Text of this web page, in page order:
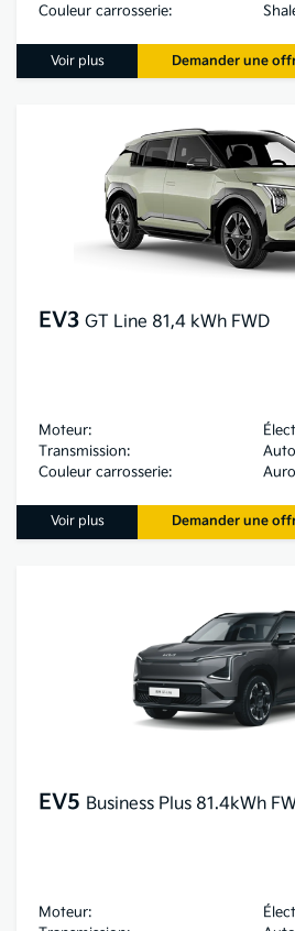
Couleur carrosserie:
Voir plus Demander une
EV3 GT Line 81,4 kWh FWD
Moteur:
Transmission:
Couleur carrosserie:
Voir plus Demander une
EV5 Business Plus 81.4kWh
Moteur: